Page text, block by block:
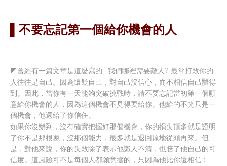
▌不要忘記第一個給你機會的人
◤曾經有一篇文章是這麼寫的 : 我們哪裡需要敵人? 最常打敗你的
人往往是自己。因為懷疑自己，對自己沒信心，而不相信自己辦得
到。因此，當你有一天能夠突破挑戰時，請不要忘記當初第一個願
意給你機會的人，因為這個機會不見得要給你。他給的不光只是一
個機會，他還給了你信任。
如果你沒辦到，沒有確實把握好那個機會，你的損失頂多就是證明
了你不是那根蔥，沒那個能力，最多就是退回原地從頭再來。但
是，對他來說，你的失敗除了表示他識人不清，也賠了他自己的可
信度。這風險可不是每個人都願意擔的，只因為他比你還相信 :